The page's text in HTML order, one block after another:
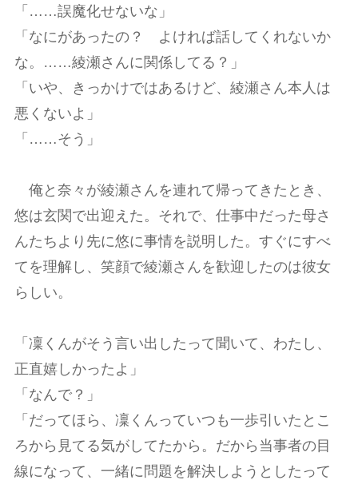
「……誤魔化せないな」
「なにがあったの？ よければ話してくれないか
な。……綾瀬さんに関係してる？」
「いや、きっかけではあるけど、綾瀬さん本人は
悪くないよ」
「……そう」
俺と奈々が綾瀬さんを連れて帰ってきたとき、
悠は玄関で出迎えた。それで、仕事中だった母さ
んたちより先に悠に事情を説明した。すぐにすべ
てを理解し、笑顔で綾瀬さんを歓迎したのは彼女
らしい。
「凜くんがそう言い出したって聞いて、わたし、
正直嬉しかったよ」
「なんで？」
「だってほら、凜くんっていつも一歩引いたとこ
ろから見てる気がしてたから。だから当事者の目
線になって、一緒に問題を解決しようとしたって